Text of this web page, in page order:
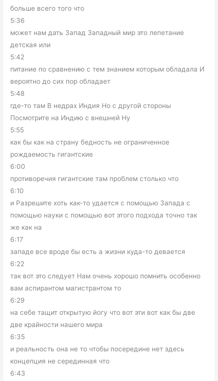
больше всего того что
5:36
может нам дать Запад Западный мир это лепетание
детская или
5:42
питание по сравнению с тем знанием которым обладала И
вероятно до сих пор обладает
5:48
где-то там В недрах Индия Но с другой стороны
Посмотрите на Индию с внешней Ну
5:55
как бы как на страну бедность не ограниченное
рождаемость гигантские
6:00
противоречия гигантские там проблем столько что
6:10
и Разрешите хоть как-то удается с помощью Запада с
помощью науки с помощью вот этого подхода точно так
же как на
6:17
западе все вроде бы есть а жизни куда-то девается
6:22
так вот это следует Нам очень хорошо помнить особенно
вам аспирантом магистрантом то
6:29
на себе тащит открытую йогу что вот эти вот как бы две
две крайности нашего мира
6:35
и реальность она не то чтобы посередине нет здесь
концепция не серединная что
6:43